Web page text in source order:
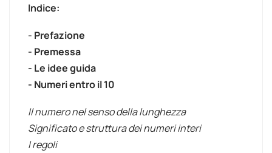
Indice:
- Prefazione
- Premessa
- Le idee guida
- Numeri entro il 10
Il numero nel senso della lunghezza
Significato e struttura dei numeri interi
I regoli